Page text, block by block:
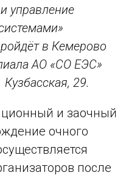
управление
в Кемерово
АО «СО ЕЭС»
29.
и заочный
очного
после